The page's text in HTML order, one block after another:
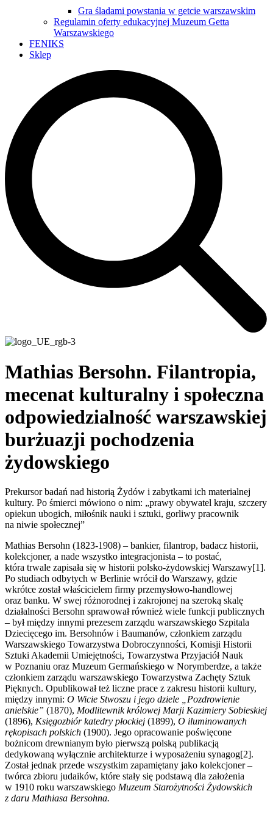
Gra śladami powstania w getcie warszawskim
Regulamin oferty edukacyjnej Muzeum Getta
Warszawskiego
FENIKS
Sklep
Mathias Bersohn. Filantropia,
mecenat kulturalny i społeczna
odpowiedzialność warszawskiej
burżuazji pochodzenia
żydowskiego
Prekursor badań nad historią Żydów i zabytkami ich materialnej
kultury. Po śmierci mówiono o nim: „prawy obywatel kraju, szczery
opiekun ubogich, miłośnik nauki i sztuki, gorliwy pracownik
na niwie społecznej”
Mathias Bersohn (1823-1908) – bankier, filantrop, badacz historii,
kolekcjoner, a nade wszystko integracjonista – to postać,
która trwale zapisała się w historii polsko-żydowskiej Warszawy[1].
Po studiach odbytych w Berlinie wrócił do Warszawy, gdzie
wkrótce został właścicielem firmy przemysłowo-handlowej
oraz banku. W swej różnorodnej i zakrojonej na szeroką skalę
działalności Bersohn sprawował również wiele funkcji publicznych
– był między innymi prezesem zarządu warszawskiego Szpitala
Dziecięcego im. Bersohnów i Baumanów, członkiem zarządu
Warszawskiego Towarzystwa Dobroczynności, Komisji Historii
Sztuki Akademii Umiejętności, Towarzystwa Przyjaciół Nauk
w Poznaniu oraz Muzeum Germańskiego w Norymberdze, a także
członkiem zarządu warszawskiego Towarzystwa Zachęty Sztuk
Pięknych. Opublikował też liczne prace z zakresu historii kultury,
między innymi: O Wicie Stwoszu i jego dziele „Pozdrowienie
anielskie” (1870), Modlitewnik królowej Marji Kazimiery Sobieskiej
(1896), Księgozbiór katedry płockiej (1899), O iluminowanych
rękopisach polskich (1900). Jego opracowanie poświęcone
bożnicom drewnianym było pierwszą polską publikacją
dedykowaną wyłącznie architekturze i wyposażeniu synagog[2].
Został jednak przede wszystkim zapamiętany jako kolekcjoner –
twórca zbioru judaików, które stały się podstawą dla założenia
w 1910 roku warszawskiego Muzeum Starożytności Żydowskich
z daru Mathiasa Bersohna.